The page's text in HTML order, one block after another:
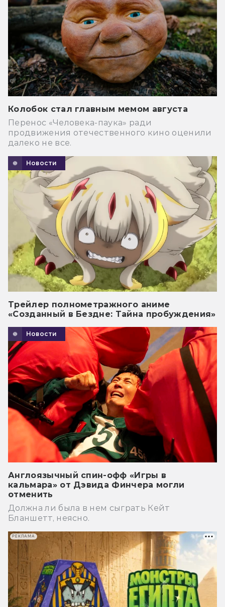
Колобок стал главным мемом августа
Перенос «Человека-паука» ради
продвижения отечественного кино оценили
далеко не все.
Новости
Трейлер полнометражного аниме
«Созданный в Бездне: Тайна пробуждения»
Новости
Англоязычный спин-офф «Игры в
кальмара» от Дэвида Финчера могли
отменить
Должна ли была в нем сыграть Кейт
Бланшетт, неясно.
РЕКЛАМА